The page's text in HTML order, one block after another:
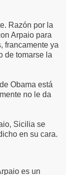
Razón por la
Arpaio para
francamente ya
de tomarse la
Obama está
no le da
Sicilia se
en su cara.
es un